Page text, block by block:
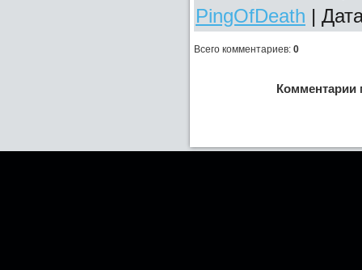
PingOfDeath |
Всего комментариев: 0
Комментарии